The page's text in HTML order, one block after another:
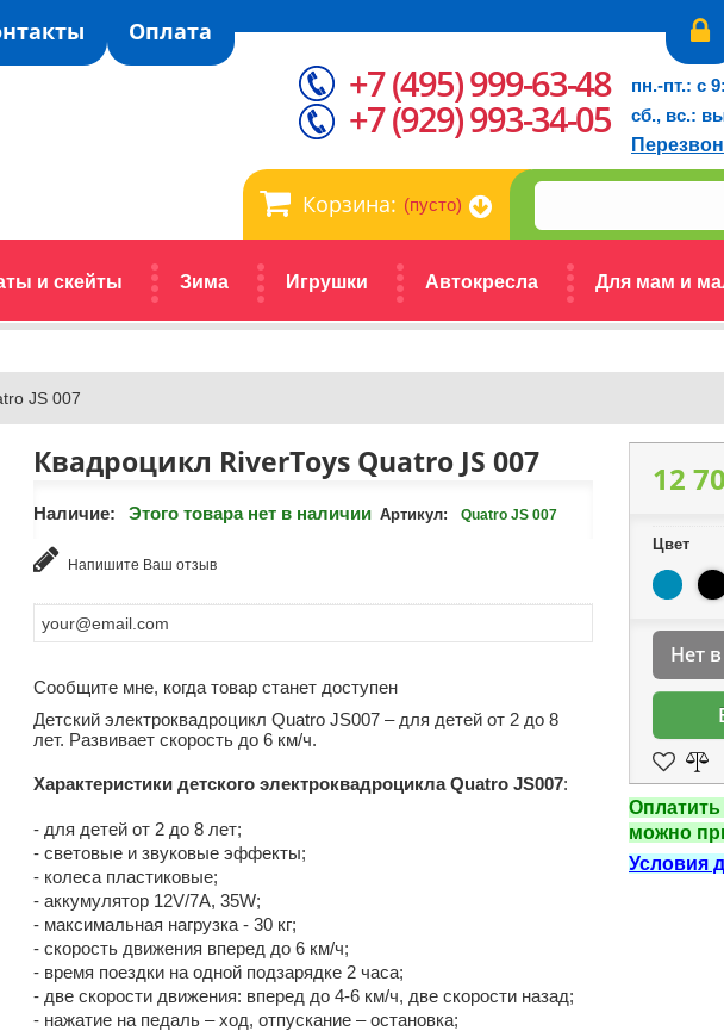
Оплата
Корзина: (пусто)
и скейты Зима Игрушки Автокресла Для мам и
+7 (495) 999-63-48
+7 (929) 993-34-05
пн.-пт.: с
сб., вс.:
JS 007
Квадроцикл RiverToys Quatro JS 007
Наличие: Этого товара нет в наличии Артикул: Quatro JS 007
Напишите Ваш отзыв
Сообщите мне, когда товар станет доступен
Детский электроквадроцикл Quatro JS007 – для детей от 2 до 8
лет. Развивает скорость до 6 км/ч.
Характеристики детского электроквадроцикла Quatro JS007:
- для детей от 2 до 8 лет;
- световые и звуковые эффекты;
- колеса пластиковые;
- аккумулятор 12V/7А, 35W;
- максимальная нагрузка - 30 кг;
- скорость движения вперед до 6 км/ч;
- время поездки на одной подзарядке 2 часа;
- две скорости движения: вперед до 4-6 км/ч, две скорости назад;
- нажатие на педаль – ход, отпускание – остановка;
12
Цвет
Нет
Оплатить
можно
Условия